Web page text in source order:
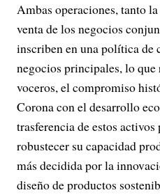
Ambas operaciones, tanto
venta de los negocios
inscriben en una política de
negocios principales, lo que
voceros, el compromiso
Corona con el desarrollo
trasferencia de estos
robustecer su capacidad
más decidida por la
diseño de productos